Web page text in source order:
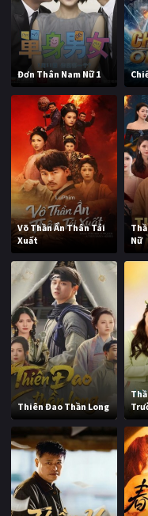
Đơn Thân Nam Nữ 1
Võ Thần Ẩn Thân Tái
Xuất
Nữ
Thiên Đao Thần Long